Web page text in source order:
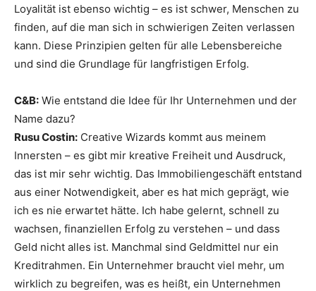
Loyalität ist ebenso wichtig – es ist schwer, Menschen zu
finden, auf die man sich in schwierigen Zeiten verlassen
kann. Diese Prinzipien gelten für alle Lebensbereiche
und sind die Grundlage für langfristigen Erfolg.
C&B: Wie entstand die Idee für Ihr Unternehmen und der
Name dazu?
Rusu Costin: Creative Wizards kommt aus meinem
Innersten – es gibt mir kreative Freiheit und Ausdruck,
das ist mir sehr wichtig. Das Immobiliengeschäft entstand
aus einer Notwendigkeit, aber es hat mich geprägt, wie
ich es nie erwartet hätte. Ich habe gelernt, schnell zu
wachsen, finanziellen Erfolg zu verstehen – und dass
Geld nicht alles ist. Manchmal sind Geldmittel nur ein
Kreditrahmen. Ein Unternehmer braucht viel mehr, um
wirklich zu begreifen, was es heißt, ein Unternehmen